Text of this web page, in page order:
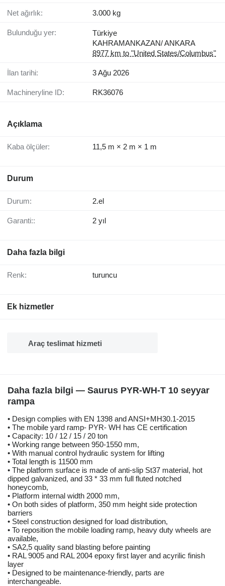
Net ağırlık: 3.000 kg
Bulunduğu yer:
Türkiye
KAHRAMANKAZAN/ ANKARA
8977 km to "United States/Columbus"
İlan tarihi: 3 Ağu 2026
Machineryline ID: RK36076
Açıklama
Kaba ölçüler: 11,5 m × 2 m × 1 m
Durum
Durum: 2.el
Garanti:: 2 yıl
Daha fazla bilgi
Renk: turuncu
Ek hizmetler
Araç teslimat hizmeti
Daha fazla bilgi — Saurus PYR-WH-T 10 seyyar
rampa
• Design complies with EN 1398 and ANSI+MH30.1-2015
• The mobile yard ramp- PYR- WH has CE certification
• Capacity: 10 / 12 / 15 / 20 ton
• Working range between 950-1550 mm,
• With manual control hydraulic system for lifting
• Total length is 11500 mm
• The platform surface is made of anti-slip St37 material, hot
dipped galvanized, and 33 * 33 mm full fluted notched
honeycomb,
• Platform internal width 2000 mm,
• On both sides of platform, 350 mm height side protection
barriers
• Steel construction designed for load distribution,
• To reposition the mobile loading ramp, heavy duty wheels are
available,
• SA2,5 quality sand blasting before painting
• RAL 9005 and RAL 2004 epoxy first layer and acyrilic finish
layer
• Designed to be maintenance-friendly, parts are
interchangeable.